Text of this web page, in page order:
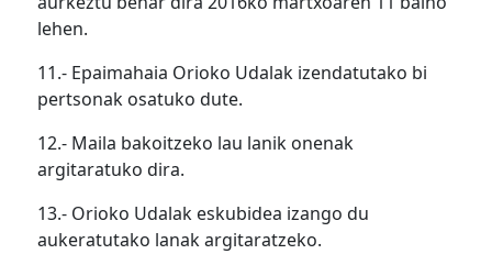
lehen.
11.- Epaimahaia Orioko Udalak izendatutako bi
pertsonak osatuko dute.
12.- Maila bakoitzeko lau lanik onenak
argitaratuko dira.
13.- Orioko Udalak eskubidea izango du
aukeratutako lanak argitaratzeko.